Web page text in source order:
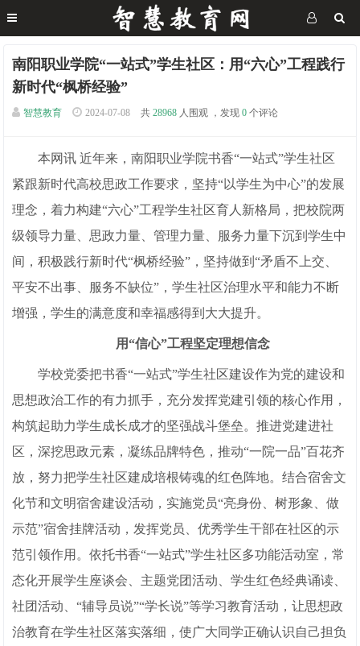
南阳职业学院“一站式”学生社区：用“六心”工程践行
新时代“枫桥经验”
智慧教育 2024-07-08 共 28968 人围观 ，发现 0 个评论
本网讯 近年来，南阳职业学院书香“一站式”学生社区
紧跟新时代高校思政工作要求，坚持“以学生为中心”的发展
理念，着力构建“六心”工程学生社区育人新格局，把校院两
级领导力量、思政力量、管理力量、服务力量下沉到学生中
间，积极践行新时代“枫桥经验”，坚持做到“矛盾不上交、
平安不出事、服务不缺位”，学生社区治理水平和能力不断
增强，学生的满意度和幸福感得到大大提升。
用“信心”工程坚定理想信念
学校党委把书香“一站式”学生社区建设作为党的建设和
思想政治工作的有力抓手，充分发挥党建引领的核心作用，
构筑起助力学生成长成才的坚强战斗堡垒。推进党建进社
区，深挖思政元素，凝练品牌特色，推动“一院一品”百花齐
放，努力把学生社区建成培根铸魂的红色阵地。结合宿舍文
化节和文明宿舍建设活动，实施党员“亮身份、树形象、做
示范”宿舍挂牌活动，发挥党员、优秀学生干部在社区的示
范引领作用。依托书香“一站式”学生社区多功能活动室，常
态化开展学生座谈会、主题党团活动、学生红色经典诵读、
社团活动、“辅导员说”“学长说”等学习教育活动，让思想政
治教育在学生社区落实落细，使广大同学正确认识自己担负